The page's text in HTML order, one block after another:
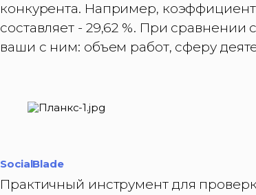
конкурента. Например,
составляет - 29,62 %. При сравнении
ваши с ним: объем работ, сферу
SocialBlade
Практичный инструмент для